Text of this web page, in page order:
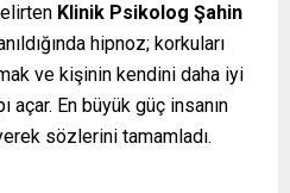
Klinik Psikolog Şahin
hipnoz; korkuları
ve kişinin kendini daha iyi
açar. En büyük güç insanın
sözlerini tamamladı.